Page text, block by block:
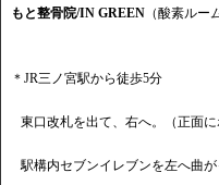
もと整骨院/IN GREEN （酸素ルー
＊JR三ノ宮駅から徒歩5分
東口改札を出て、右へ。（正面に
駅構内セブンイレブンを左へ曲が